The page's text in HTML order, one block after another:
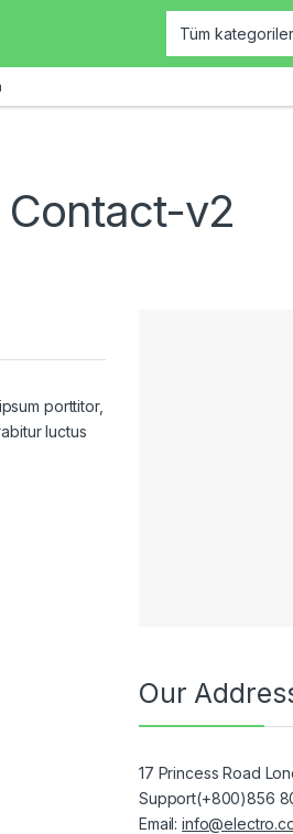
Contact-v2
porttitor,
luctus
Our
17 Princess Road
Support(+800)856
Email: